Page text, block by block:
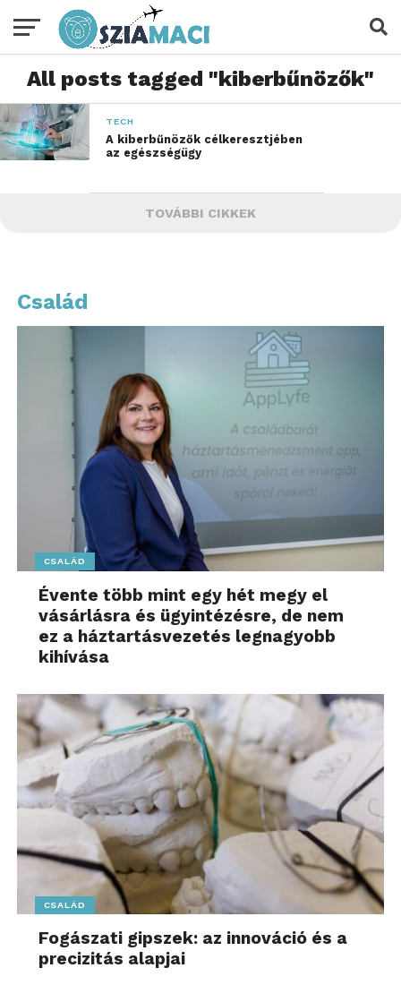
All posts tagged "kiberbűnözők"
TECH
A kiberbűnözők célkeresztjében
az egészségügy
TOVÁBBI CIKKEK
Család
CSALÁD
Évente több mint egy hét megy el
vásárlásra és ügyintézésre, de nem
ez a háztartásvezetés legnagyobb
kihívása
CSALÁD
Fogászati gipszek: az innováció és a
precizitás alapjai